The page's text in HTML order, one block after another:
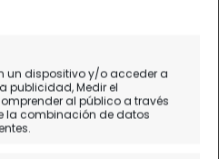
un dispositivo y/o acceder a
publicidad, Medir el
al público a través
la combinación de datos
(y otros
meter en la